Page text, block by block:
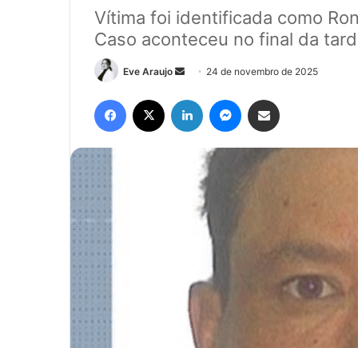
Vítima foi identificada como
Caso aconteceu no final da
Eve Araujo
Mande
e-
mail
24 de novembro de 2025
Facebook Linkedin Messenger